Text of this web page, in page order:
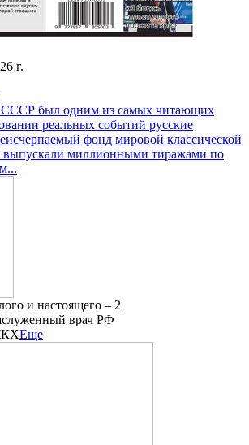
г.
СССР был одним из самых читающих
реальных событий русские
фонд мировой классической
выпускали миллионными тиражами по
и настоящего – 2
врач РФ
Еще